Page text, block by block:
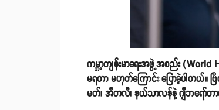
ကမ္ဘာ့ကျန်းမာရေးအဖွဲ့အစည်း
မရတာ မဟုတ်ကြောင်း ပြောခဲ့ပါတယ်။
မတ်၊ အီတလီ၊ နယ်သာလန်နဲ့ ဂျီဘရော်